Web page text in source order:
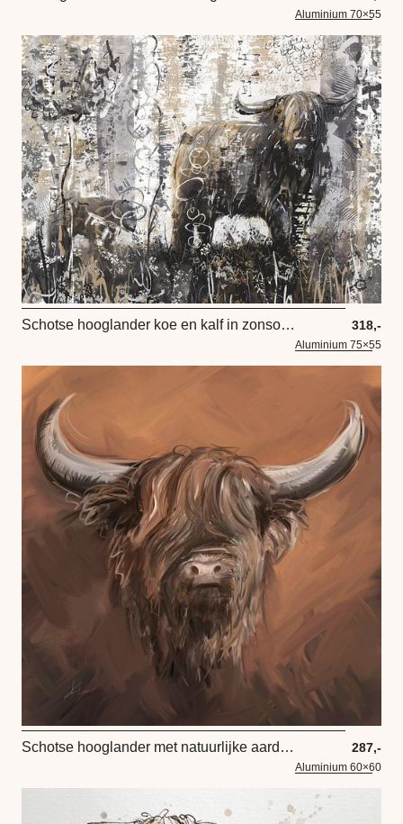
Aluminium 70×55
Schotse hooglander koe en kalf in zonsondergang 318,-
Aluminium 75×55
Schotse hooglander met natuurlijke aardse tinten taupe bruin en witte accenten. 287,-
Aluminium 60×60